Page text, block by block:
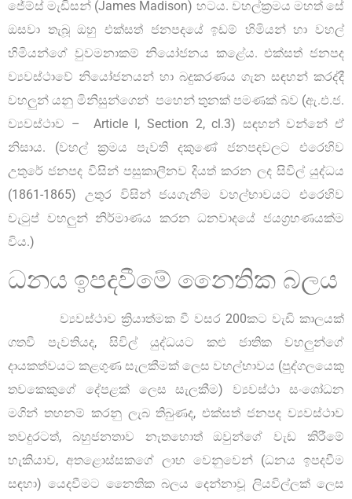
ජේම්ස් මැඩිසන් (James Madison) හටය. වහල්ක්‍රමය මහත් සේ
ඔසවා තැබූ ඔහු එක්සත් ජනපදයේ ඉඩම් හිමියන් හා වහල්
හිමියන්ගේ වුවමනාකම් නියෝජනය කළේය. එක්සත් ජනපද
ව්‍යවස්ථාවේ නියෝජනයන් හා බදුකරණය ගැන සඳහන් කරද්දී
වහලුන් යනු මිනිසුන්ගෙන් පහෙන් තුනක් පමණක් බව (ඇ.එ.ජ.
ව්‍යවස්ථාව – Article I, Section 2, cl.3) සඳහන් වන්නේ ඒ
නිසාය. (වහල් ක්‍රමය පැවති දකුණේ ජනපදවලට එරෙහිව
උතුරේ ජනපද විසින් පසුකාලීනව දියත් කරන ලද සිවිල් යුද්ධය
(1861-1865) උතුර විසින් ජයගැනීම වහල්භාවයට එරෙහිව
වැටුප් වහලුන් නිර්මාණය කරන ධනවාදයේ ජයග්‍රහණයක්ම
විය.)
ධනය ඉපදවීමේ නෛතික බලය
ව්‍යවස්ථාව ක්‍රියාත්මක වී වසර 200කට වැඩි කාලයක්
ගතවී පැවතියද, සිවිල් යුද්ධයට කළු ජාතික වහලුන්ගේ
දායකත්වයට කළගුණ සැලකීමක් ලෙස වහල්භාවය (පුද්ගලයෙකු
තවකෙකුගේ දේපළක් ලෙස සැලකීම) ව්‍යවස්ථා සංශෝධන
මගින් තහනම් කරනු ලැබ තිබුණද, එක්සත් ජනපද ව්‍යවස්ථාව
තවදුරටත්, බහුජනතාව නැතහොත් ඔවුන්ගේ වැඩ කිරීමේ
හැකියාව, අතළොස්සකගේ ලාභ වෙනුවෙන් (ධනය ඉපදවීම
සඳහා) යෙදවීමට නෛතික බලය දෙන්නාවූ ලියවිල්ලක් ලෙස